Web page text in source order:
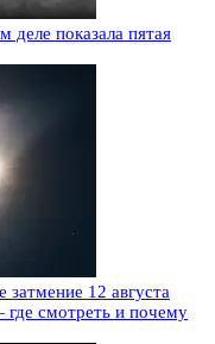
деле показала пятая
затмение 12 августа
смотреть и почему